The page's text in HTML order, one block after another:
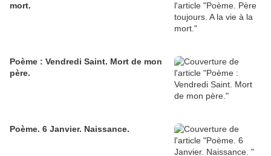
mort.
Poème : Vendredi Saint. Mort de mon
père.
Poème. 6 Janvier. Naissance.